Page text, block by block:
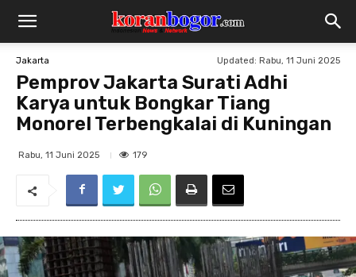
Jakarta Updated: Rabu, 11 Juni 2025
Pemprov Jakarta Surati Adhi
Karya untuk Bongkar Tiang
Monorel Terbengkalai di Kuningan
Rabu, 11 Juni 2025 179